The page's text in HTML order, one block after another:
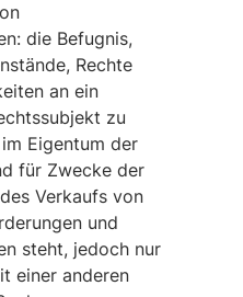
die Befugnis,
Rechte
an ein
zu
Eigentum der
für Zwecke der
Verkaufs von
und
steht, jedoch nur
einer anderen